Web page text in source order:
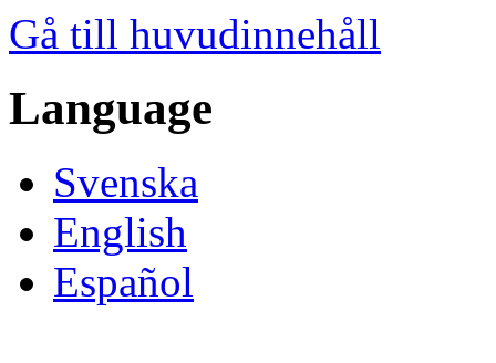
Gå till huvudinnehåll
Language
Svenska
English
Español